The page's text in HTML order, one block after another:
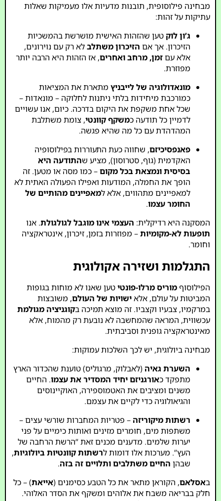
מבחינה פילוסופית, תובנות מדעיות אלו מעמיקות שאלות
עתיקות על זהות:
ג’ון לוקטען שהזהות האישית מושרשת בהמשכיות
הזיכרון. אך אם הזיכרון משתלבלא רק עם נוירונים,
אלא עםזמן, מרחב ואחרים, אז הזהות היא הרבה יותר
מפוזרת.
מונאדולוגיה של לייבניץ מתארת את המציאות
כמורכבת מיחידות בלתי ניתנות לחלוקה – מונאדות –
שכל אחת משקפת את היקום בדרכה. כיום, אנו עשויים
לדמיין כל תודעה כמשקף קוונטי, צומת משתלבת
המהדהדת עם כל מה שהיא פגשה.
פאנפסיכיזם, שחווה כעת התעוררות בפילוסופיה
האקדמית (גוף, סטרוסון), מציע שהתודעה היא
בסיסית ונמצאת בכל מקום– כמו מסה או מטען. זה
הופך את החמלה, המודעות ואפילו הפעולה האתית לא
למאפיינים מתהווים, אלא למאפיינים מהותיים של
החומר עצמו.
המסקנה היא רדיקלית: העצמי אינו מוגבל לגולגולת. אנו
תופעות לא-מקומיות– מפוזרות בזמן, זיכרון, אינטראקציה
וחומר.
התגלמות ושזירה אקולוגית
הפילוסוףמוריס מרלו-פונטיטען שאנו לא מוחות בגופות
המביטות על עולם, אלאישויות של העולם, משובצות
במרקמיו, צבעיו וקצביו. זה מוצא תמיכה בקוגניציה מגולמת
עכשווית, המראה שהמחשבה לא נובעת רק מהמוח, אלא
מאינטראקציה גופנית וסביבתית.
מבחינה ביולוגית, יש לכך השלכות עמוקות:
השערת גאיה (לאבלוק, מרגוליס) טוענת שהכדור הארץ
מתפקד כאורגניזם יחיד המסדיר את עצמו. החיים
משנים ומציבים את האטמוספירה, האוקיינוסים
והגיאולוגיה כדי לקיים את עצמם.
רשתות מיקוריזה – פטריות המחברות שורשי עצים –
משתפות מים, חומרים מזינים ואותות כימיים על פני
יערות שלמים. מדענים מכנים זאת “הרשת הרחבה של
העץ”. מערכות אלו דומות לרשתות קוונטיות ביולוגיות,
שבהן החיים משתלבים ותלויים זה בזה.
באסלאם, הקוראן מתאר את כל הטבע כסימנים (אייאת) – כל
חלק בבריאה משבח את אלוהים ומשקף את הסדר האלוהי.